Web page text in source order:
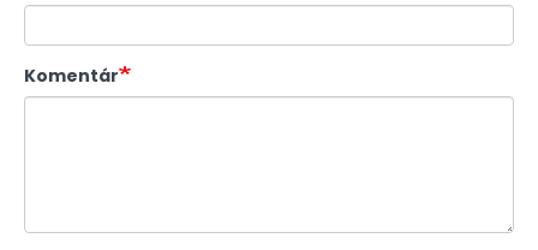
Komentár